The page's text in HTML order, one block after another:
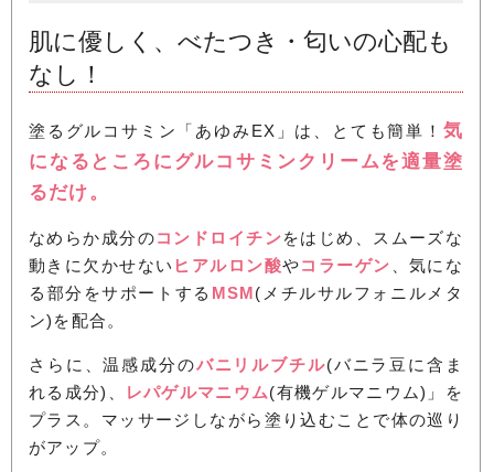
肌に優しく、べたつき・匂いの心配も
なし！
塗るグルコサミン「あゆみEX」は、とても簡単！ 気
になるところにグルコサミンクリームを適量塗
るだけ。
なめらか成分のコンドロイチンをはじめ、スムーズな
動きに欠かせない ヒアルロン酸やコラーゲン 、気にな
る部分をサポートする MSM(メチルサルフォニルメタ
ン)を配合。
さらに、温感成分のバニリルブチル(バニラ豆に含ま
れる成分)、
レパゲルマニウム(有機ゲルマニウム)」を
プラス。マッサージしながら塗り込むことで体の巡り
がアップ。